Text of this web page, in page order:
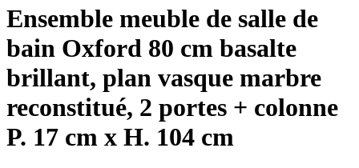
Ensemble meuble de salle de
bain Oxford 80 cm basalte
brillant, plan vasque marbre
reconstitué, 2 portes + colonne
P. 17 cm x H. 104 cm